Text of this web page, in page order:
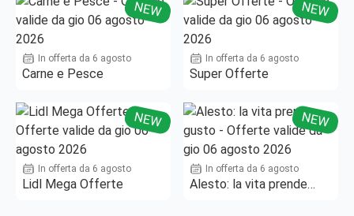
NEW
In offerta da 6 agosto
Carne e Pesce
NEW
In offerta da 6 agosto
Super Offerte
NEW
In offerta da 6 agosto
Lidl Mega Offerte
NEW
In offerta da 6 agosto
Alesto: la vita prende